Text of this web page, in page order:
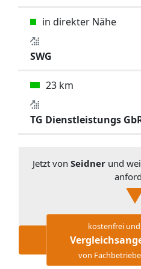
in direkter Nähe
SWG
23 km
TG Dienstleistungs
Jetzt von Seidner und
kostenfrei
von